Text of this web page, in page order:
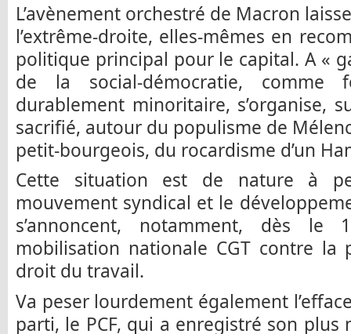
L’avènement orchestré de Macron
l’extrême-droite, elles-mêmes en
politique principal pour le capital. A «
de la social-démocratie, comme
durablement minoritaire, s’organise,
sacrifié, autour du populisme de
petit-bourgeois, du rocardisme d’un
Cette situation est de nature à
mouvement syndical et le
s’annoncent, notamment, dès le
mobilisation nationale CGT contre la
droit du travail.
Va peser lourdement également
parti, le PCF, qui a enregistré son